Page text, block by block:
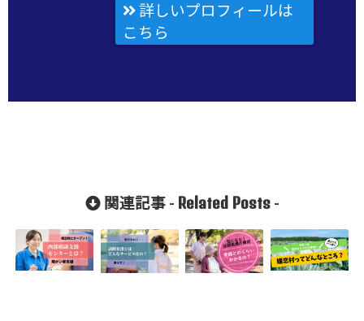
詳しいプロフィールは
こちら
関連記事 - Related Posts-